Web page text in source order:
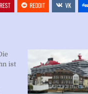
REDDIT VK